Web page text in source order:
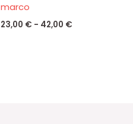
marco
23,00 € - 42,00 €